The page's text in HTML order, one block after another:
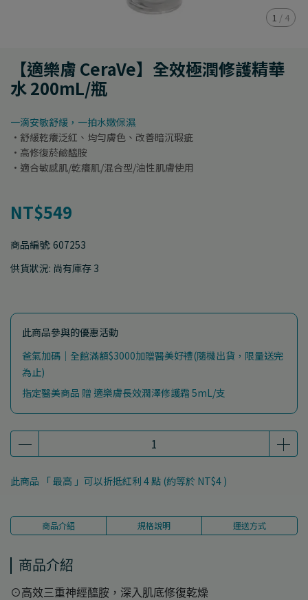
1 / 4
【適樂膚 CeraVe】全效極潤修護精華
水 200mL/瓶
​​一滴安敏舒緩，一拍水嫩保濕
·舒緩乾癢泛紅、均勻膚色、改善暗沉瑕疵
·高修復菸鹼醯胺
·適合敏感肌/乾癢肌/混合型/油性肌膚使用
NT$549
商品編號: 607253
供貨狀況: 尚有庫存 3
此商品參與的優惠活動
爸氣加碼｜全館滿額$3000加贈醫美好禮(隨機出貨，限量送完
為止)
指定醫美商品 贈 適樂膚長效潤澤修護霜 5mL/支
此商品 「 最高 」可以折抵紅利 4點 (約等於 NT$4 )
商品介紹 規格說明 運送方式
商品介紹
⊙高效三重神經醯胺，深入肌底修復乾燥